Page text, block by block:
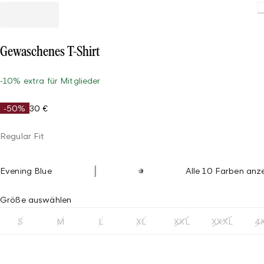
Gewaschenes T-Shirt
-10% extra für Mitglieder
-50% 30 €
Regular Fit
Evening Blue Alle 10 Farben
Größe auswählen
S M L XL XXL XXXL